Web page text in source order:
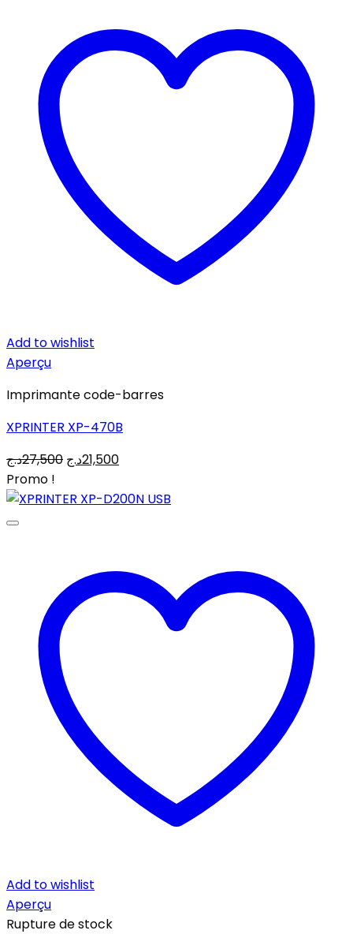
Add to wishlist
Aperçu
Imprimante code-barres
XPRINTER XP-470B
27,500د.ج
Le
initial
21,500د.ج
Le
actuel
Promo !
Add to wishlist
Aperçu
Rupture de stock